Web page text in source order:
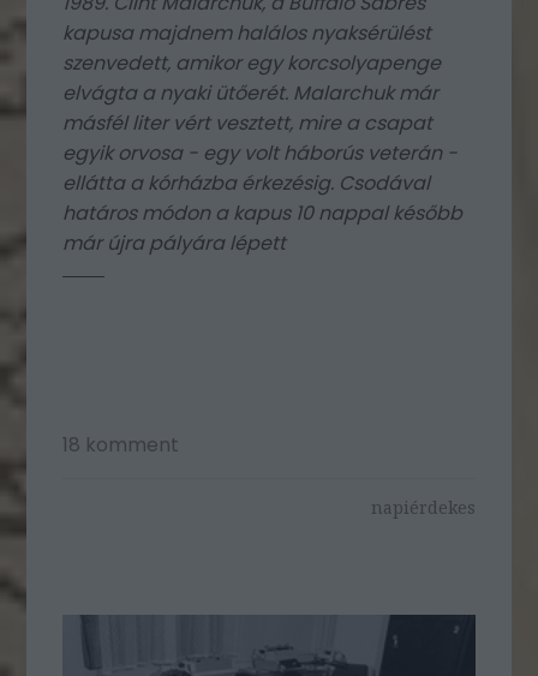
kapusa majdnem halálos nyaksérülést
szenvedett, amikor egy korcsolyapenge
elvágta a nyaki ütőerét. Malarchuk már
másfél liter vért vesztett, mire a csapat
egyik orvosa - egy volt háborús veterán -
ellátta a kórházba érkezésig. Csodával
határos módon a kapus 10 nappal később
már újra pályára lépett
18 komment
napiérdekes